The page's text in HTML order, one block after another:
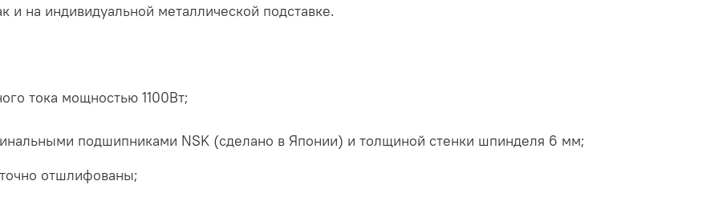
и на индивидуальной металлической подставке.
тока мощностью 1100Вт;
подшипниками NSK (cделано в Японии) и толщиной стенки шпинделя 6 мм;
отшлифованы;